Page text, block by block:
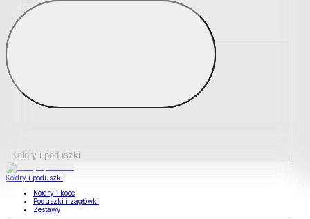
Podkładki na materace
Materace nawierzchniowe
Kołdry i poduszki
Kołdry i poduszki
Kołdry i koce
Poduszki i zagłówki
Zestawy